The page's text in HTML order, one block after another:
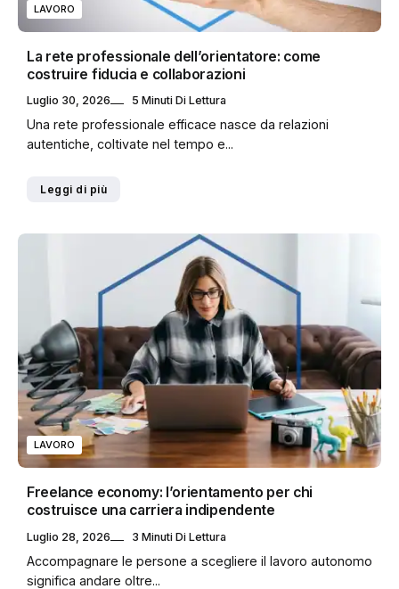
LAVORO
La rete professionale dell’orientatore: come
costruire fiducia e collaborazioni
Luglio 30, 2026 5 Minuti Di Lettura
Una rete professionale efficace nasce da relazioni
autentiche, coltivate nel tempo e...
Leggi di più
LAVORO
Freelance economy: l’orientamento per chi
costruisce una carriera indipendente
Luglio 28, 2026 3 Minuti Di Lettura
Accompagnare le persone a scegliere il lavoro autonomo
significa andare oltre...